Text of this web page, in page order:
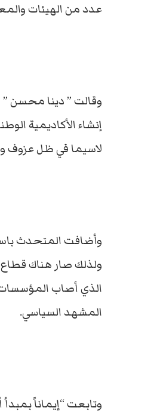
عدد من الهيئات
وقالت ” دينا محسن ”
إنشاء الأكاديمية
لاسيما في ظل عزوف
وأضافت المتحدث باسم
ولذلك صار هناك قطاع
الذي أصاب المؤسسات
المشهد السياسي.
وتابعت “إيماناً